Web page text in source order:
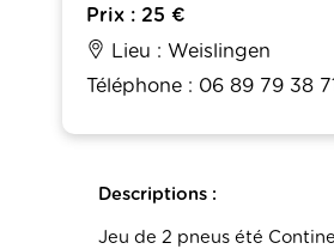
Prix : 25 €
Lieu : Weislingen
Téléphone : 06 89 79 38 71
Descriptions :
Jeu de 2 pneus été